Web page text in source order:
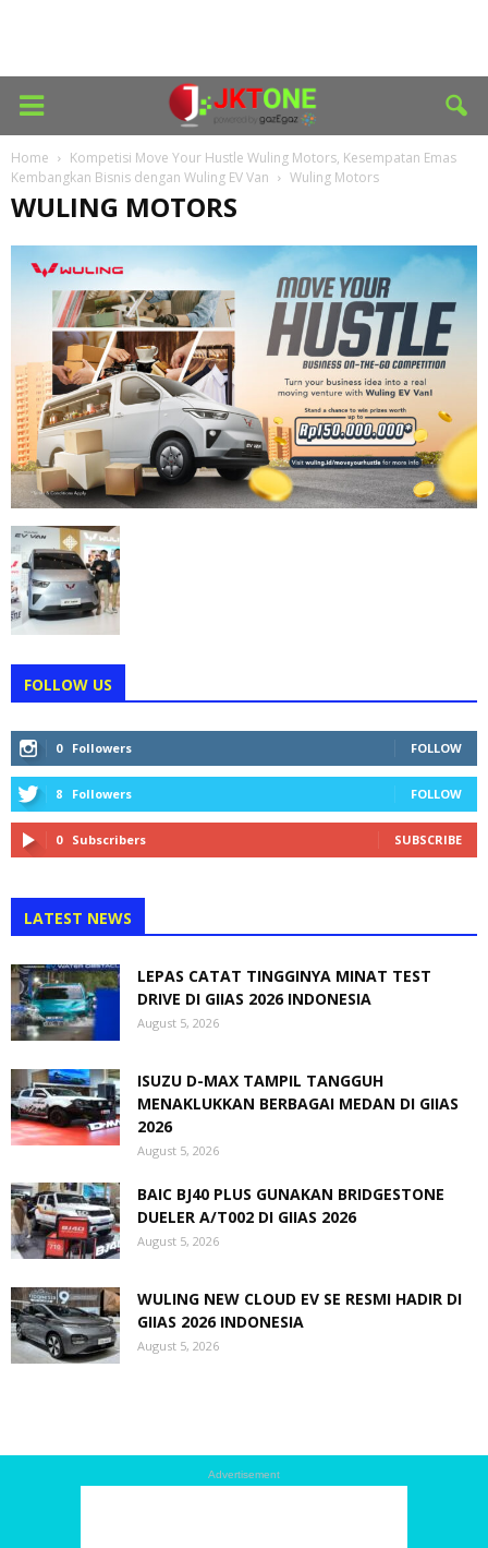
Home
Kompetisi Move Your Hustle Wuling Motors, Kesempatan Emas
Kembangkan Bisnis dengan Wuling EV Van
Wuling Motors
WULING MOTORS
FOLLOW US
0 Followers FOLLOW
8 Followers FOLLOW
0 Subscribers SUBSCRIBE
LATEST NEWS
LEPAS CATAT TINGGINYA MINAT TEST
DRIVE DI GIIAS 2026 INDONESIA
August 5, 2026
ISUZU D-MAX TAMPIL TANGGUH
MENAKLUKKAN BERBAGAI MEDAN DI GIIAS
2026
August 5, 2026
BAIC BJ40 PLUS GUNAKAN BRIDGESTONE
DUELER A/T002 DI GIIAS 2026
August 5, 2026
WULING NEW CLOUD EV SE RESMI HADIR DI
GIIAS 2026 INDONESIA
August 5, 2026
Advertisement